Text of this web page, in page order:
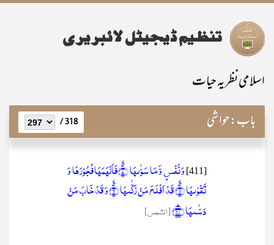
اسلامی نظریہ حیات
باب:حواشی 318 /
[411]
وَ نَفۡسٍ وَّ مَا سَوّٰىہَا ۪ۙ﴿۷﴾فَاَلۡہَمَہَا فُجُوۡرَہَا وَ
تَقۡوٰىہَا ۪ۙ﴿۸﴾قَدۡ اَفۡلَحَ مَنۡ زَکّٰىہَا ۪ۙ﴿۹﴾وَ قَدۡ خَابَ مَنۡ
دَسّٰىہَا ﴿ؕ۱۰﴾ [الشمس]